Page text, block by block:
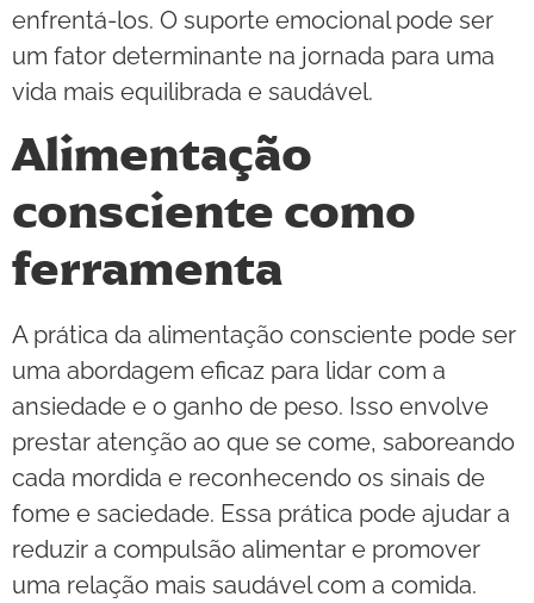
enfrentá-los. O suporte emocional pode ser
um fator determinante na jornada para uma
vida mais equilibrada e saudável.
Alimentação
consciente como
ferramenta
A prática da alimentação consciente pode ser
uma abordagem eficaz para lidar com a
ansiedade e o ganho de peso. Isso envolve
prestar atenção ao que se come, saboreando
cada mordida e reconhecendo os sinais de
fome e saciedade. Essa prática pode ajudar a
reduzir a compulsão alimentar e promover
uma relação mais saudável com a comida.